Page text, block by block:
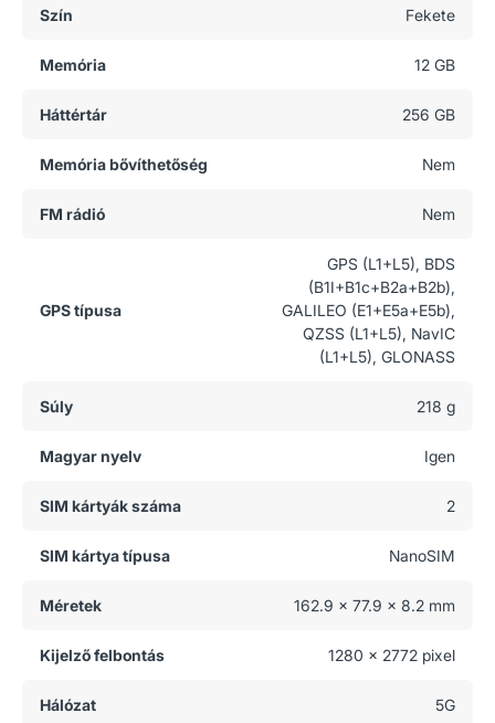
Szín Fekete
Memória 12 GB
Háttértár 256 GB
Memória bővíthetőség Nem
FM rádió Nem
GPS típusa
GPS (L1+L5), BDS
(B1I+B1c+B2a+B2b),
GALILEO (E1+E5a+E5b),
QZSS (L1+L5), NavIC
(L1+L5), GLONASS
Súly 218 g
Magyar nyelv Igen
SIM kártyák száma 2
SIM kártya típusa NanoSIM
Méretek 162.9 x 77.9 x 8.2 mm
Kijelző felbontás 1280 x 2772 pixel
Hálózat 5G